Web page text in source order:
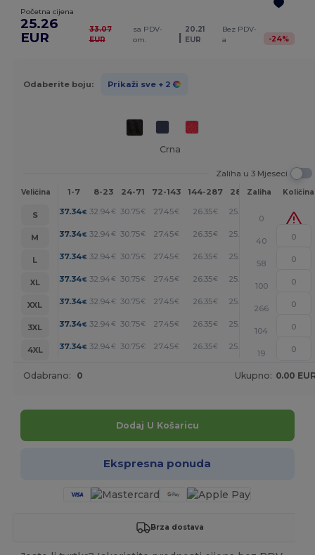
Početna cijena
25.26
EUR
33.07
EUR
sa PDV-
om.
|
20.21
EUR
Bez PDV-
a
-24%
Odaberite boju: Prikaži sve + 2
Crna
Zaliha u 3 Mjeseci
Veličina 1-7 8-23 24-71 72-143 144-287 288 + Više
Zaliha Količina
S 37.34€ 32.94 € 30.75€ 27.45€ 26.35€ 25.26
0
M
37.34€ 32.94 € 30.75€ 27.45€ 26.35€ 25.26 +
40
L
37.34€ 32.94 € 30.75€ 27.45€ 26.35€ 25.26 +
58
XL
37.34€ 32.94 € 30.75€ 27.45€ 26.35€ 25.26 +
100
XXL
37.34€ 32.94 € 30.75€ 27.45€ 26.35€ 25.26 +
266
3XL
37.34€ 32.94 € 30.75€ 27.45€ 26.35€ 25.26 +
104
4XL
37.34€ 32.94 € 30.75€ 27.45€ 26.35€ 25.26
19
Odabrano: 0 Ukupno: 0.00
Dodaj U Košaricu
Ekspresna ponuda
Brza dostava